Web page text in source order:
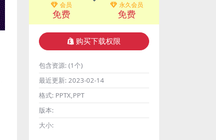
会员
免费
永久会员
免费
购买下载权限
包含资源: (1个)
最近更新: 2023-02-14
格式: PPTX,PPT
版本:
大小: